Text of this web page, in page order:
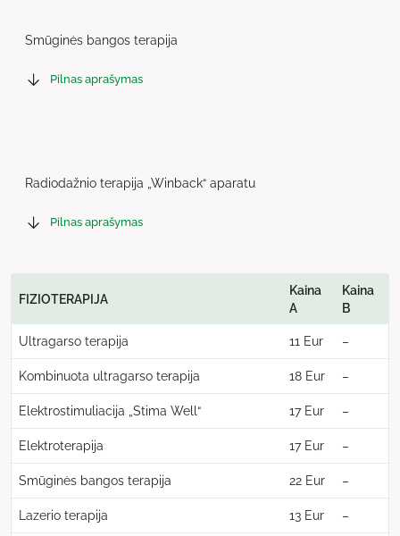
Smūginės bangos terapija
Pilnas aprašymas
Radiodažnio terapija „Winback“ aparatu
Pilnas aprašymas
FIZIOTERAPIJA
Kaina
A
Kaina
B
Ultragarso terapija 11 Eur –
Kombinuota ultragarso terapija 18 Eur –
Elektrostimuliacija „Stima Well“ 17 Eur –
Elektroterapija 17 Eur –
Smūginės bangos terapija 22 Eur –
Lazerio terapija 13 Eur –